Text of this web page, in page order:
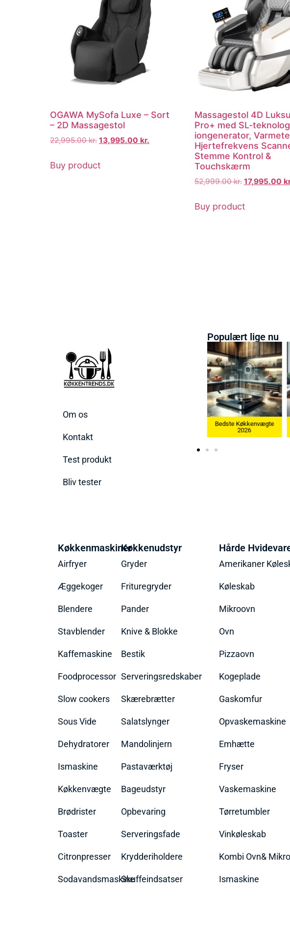
OGAWA MySofa Luxe – Sort
– 2D Massagestol
22,995.00kr. 13,995.00 kr.
Buy product
Massagestol 4D
Pro+ med SL-
iongenerator,
Hjertefrekvens
Stemme Kontrol &
Touchskærm
52,999.00kr. 17,995.00
Buy product
Om os
Kontakt
Test produkt
Bliv tester
Populært lige nu
Bedste Æggekoger
2026
Køkkenmaskiner
Airfryer
Æggekoger
Blendere
Stavblender
Kaffemaskine
Foodprocessor
Slow cookers
Sous Vide
Dehydratorer
Ismaskine
Køkkenvægte
Brødrister
Toaster
Citronpresser
Sodavandsmaskine
Køkkenudstyr
Gryder
Frituregryder
Pander
Knive & Blokke
Bestik
Serveringsredskaber
Skærebrætter
Salatslynger
Mandolinjern
Pastaværktøj
Bageudstyr
Opbevaring
Serveringsfade
Krydderiholdere
Skuffeindsatser
Hårde
Amerikaner
Køleskab
Mikroovn
Ovn
Pizzaovn
Kogeplade
Gaskomfur
Opvaskemaskine
Emhætte
Fryser
Vaskemaskine
Tørretumbler
Vinkøleskab
Kombi Ovn&
Ismaskine